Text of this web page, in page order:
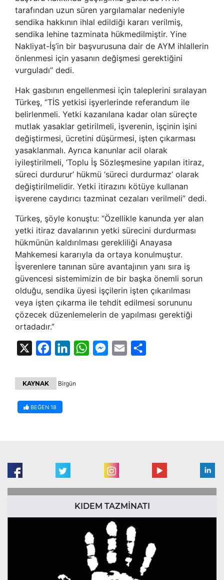
tarafından uzun süren yargılamalar nedeniyle
sendika hakkının ihlal edildiği kararı verilmiş,
sendika lehine tazminata hükmedilmiştir. Yine
Nakliyat-İş’in bir başvurusuna dair de AYM ihlallerin
önlenmesi için yasanın değişmesi gerektiğini
vurguladı” dedi.
Hak gasbının engellenmesi için taleplerini sıralayan
Türkeş, “TİS yetkisi işyerlerinde referandum ile
belirlenmeli. Yetki kazanılana kadar olan süreçte
mutlak yasaklar getirilmeli, işverenin, işçinin işini
değiştirmesi, ücretini düşürmesi, işten çıkarması
yasaklanmalı. Ayrıca kanunlar acil olarak
iyileştirilmeli, ‘Toplu İş Sözleşmesine yapılan itiraz,
süreci durdurur’ hükmü ‘süreci durdurmaz’ olarak
değiştirilmelidir. Yetki itirazını kötüye kullanan
işverene caydırıcı tazminat cezaları verilmeli” dedi.
Türkeş, şöyle konuştu: “Özellikle kanunda yer alan
yetki itiraz davalarının yetki sürecini durdurması
hükmünün kaldırılması gerekliliği Anayasa
Mahkemesi kararıyla da ortaya konulmuştur.
İşverenlere tanınan süre avantajının yanı sıra iş
güvencesi sistemimizin de bir başka önemli sorun
olduğu, sendika üyesi işçilerin işten çıkarılması
veya işten çıkarma ile tehdit edilmesi sorununu
çözecek düzenlemelerin de yapılması gerektiği
ortadadır.”
FacebookLinkedInWhatsAppMessenger
Email
KAYNAK Birgün
BEĞEN 18
KIDEM TAZMİNATI